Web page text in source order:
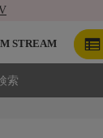
STREAM
索